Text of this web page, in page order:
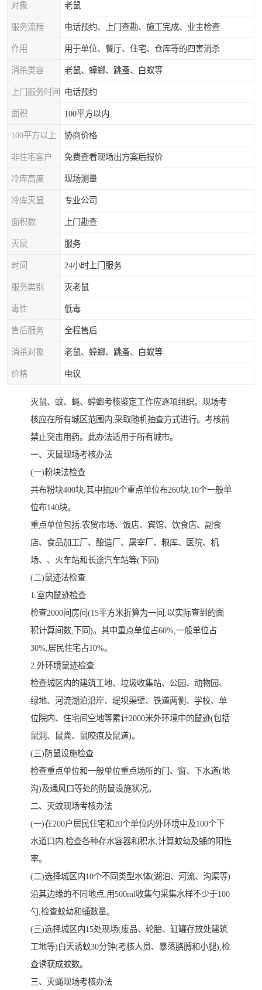
对象 老鼠
服务流程 电话预约、上门查勘、施工完成、业主检查
作用 用于单位、餐厅、住宅、仓库等的四害消杀
消杀类容 老鼠、蟑螂、跳蚤、白蚁等
上门服务时间 电话预约
面积 100平方以内
100平方以上 协商价格
非住宅客户 免费查看现场出方案后报价
冷库高度 现场测量
冷库灭鼠 专业公司
面积数 上门勘查
灭鼠 服务
时间 24小时上门服务
服务类别 灭老鼠
毒性 低毒
售后服务 全程售后
消杀对象 老鼠、蟑螂、跳蚤、白蚁等
价格 电议
灭鼠、蚊、蝇、蟑螂考核鉴定工作应逐项组织。现场考
核应在所有城区范围内,采取随机抽查方式进行。考核前
禁止突击用药。此办法适用于所有城市。
一、灭鼠现场考核办法
(一)粉块法检查
共布粉块400块,其中抽20个重点单位布260块,10个一般单
位布140块。
重点单位包括:农贸市场、饭店、宾馆、饮食店、副食
店、食品加工厂、酿造厂、屠宰厂、粮库、医院、机
场、、火车站和长途汽车站等(下同)
(二)鼠迹法检查
1.室内鼠迹检查
检查2000间房间(15平方米折算为一间,以实际查到的面
积计算间数,下同)。其中重点单位占60%,一般单位占
30%,居民住宅占10%。
2.外环境鼠迹检查
检查城区内的建筑工地、垃圾收集站、公园、动物园、
绿地、河流湖泊沿岸、堤坝渠壁、铁道两侧、学校、单
位院内、住宅间空地等累计2000米外环境中的鼠迹(包括
鼠洞、鼠粪、鼠咬痕及鼠道)。
(三)防鼠设施检查
检查重点单位和一般单位重点场所的门、窗、下水道(地
沟)及通风口等处的防鼠设施状况。
二、灭蚊现场考核办法
(一)在200户居民住宅和20个单位内外环境中及100个下
水道口内,检查各种存水容器和积水,计算蚊幼及蛹的阳性
率。
(二)选择城区内10个不同类型水体(湖泊、河流、沟渠等)
沿其边缘的不同地点,用500ml收集勺采集水样不少于100
勺,检查蚊幼和蛹数量。
(三)选择城区内15处现场(废品、轮胎、缸罐存放处建筑
工地等)白天诱蚊30分钟(考核人员、暴落胳膊和小腿),检
查诱获成蚊数。
三、灭蝇现场考核办法